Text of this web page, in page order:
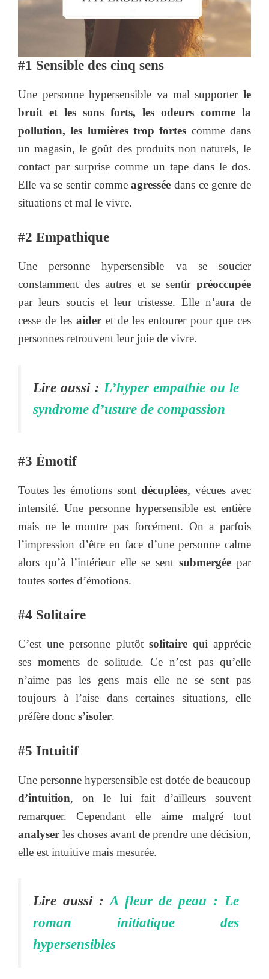
#1 Sensible des cinq sens
Une personne hypersensible va mal supporter le
bruit et les sons forts, les odeurs comme la
pollution, les lumières trop fortes comme dans
un magasin, le goût des produits non naturels, le
contact par surprise comme un tape dans le dos.
Elle va se sentir commeagresséedans ce genre de
situations et mal le vivre.
#2 Empathique
Une personne hypersensible va se soucier
constamment des autres et se sentir préoccupée
par leurs soucis et leur tristesse. Elle n’aura de
cesse de les aider et de les entourer pour que ces
personnes retrouvent leur joie de vivre.
Lire aussi : L’hyper empathie ou le
syndrome d’usure de compassion
#3 Émotif
Toutes les émotions sont décuplées, vécues avec
intensité. Une personne hypersensible est entière
mais ne le montre pas forcément. On a parfois
l’impression d’être en face d’une personne calme
alors qu’à l’intérieur elle se sentsubmergéepar
toutes sortes d’émotions.
#4 Solitaire
C’est une personne plutôt solitaire qui apprécie
ses moments de solitude. Ce n’est pas qu’elle
n’aime pas les gens mais elle ne se sent pas
toujours à l’aise dans certaines situations, elle
préfère donc s’isoler.
#5 Intuitif
Une personne hypersensible est dotée de beaucoup
d’intuition, on le lui fait d’ailleurs souvent
remarquer. Cependant elle aime malgré tout
analyserles choses avant de prendre une décision,
elle est intuitive mais mesurée.
Lire aussi :A fleur de peau : Le
roman initiatique des
hypersensibles